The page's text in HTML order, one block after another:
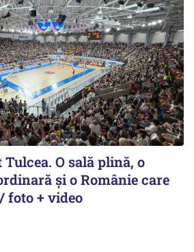
O sală plină, o
și o Românie care
foto + video